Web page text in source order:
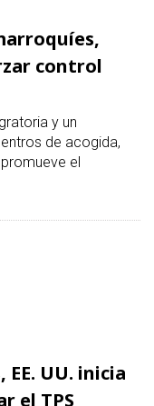
control
y un
de acogida,
el
UU. inicia
el TPS